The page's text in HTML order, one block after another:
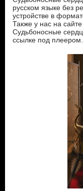
русском языке без
устройстве в
Также у нас на
Судьбоносные
ссылке под плеером.